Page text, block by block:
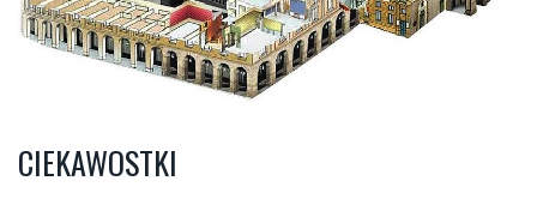
CIEKAWOSTKI